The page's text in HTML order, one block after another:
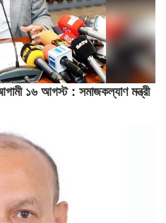
১৬ আগস্ট : সমাজকল্যাণ মন্ত্রী